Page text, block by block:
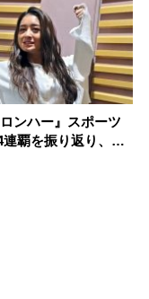
ンハー』スポーツ
覇を振り返り、